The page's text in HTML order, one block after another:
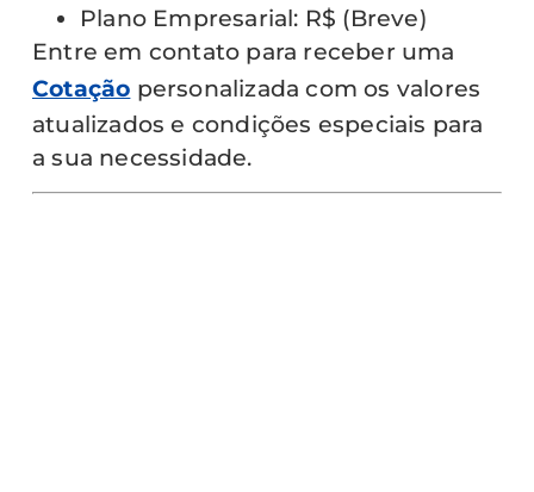
Plano Empresarial: R$ (Breve)
Entre em contato para receber uma
Cotação personalizada com os valores
atualizados e condições especiais para
a sua necessidade.